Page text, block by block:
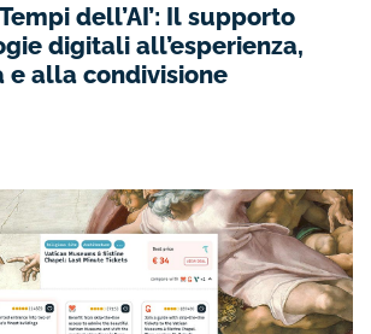
dell’AI’: Il supporto
digitali all’esperienza,
e alla condivisione